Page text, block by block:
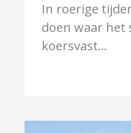
In roerige
doen waar het
koersvast...